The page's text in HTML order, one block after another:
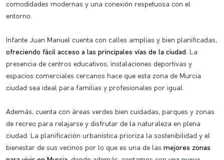
comodidades modernas y una conexión respetuosa con el
entorno.
Infante Juan Manuel cuenta con calles amplias y bien planificadas,
ofreciendo fácil acceso a las principales vías de la ciudad . La
presencia de centros educativos, instalaciones deportivas y
espacios comerciales cercanos hace que esta zona de Murcia
ciudad sea ideal para familias y profesionales por igual.
Además, cuenta con áreas verdes bien cuidadas, parques y zonas
de recreo para relajarse y disfrutar de la naturaleza en plena
ciudad. La planificación urbanística prioriza la sostenibilidad y el
bienestar de sus vecinos por lo que es una de las mejores zonas